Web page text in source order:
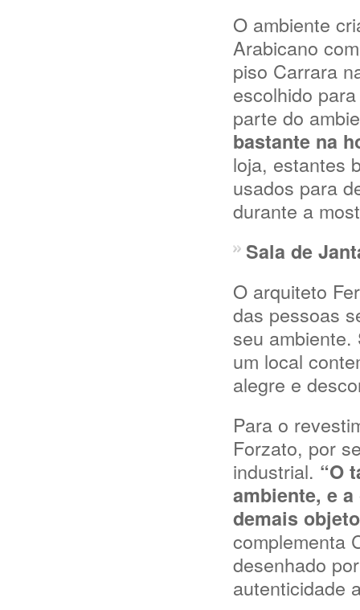
O ambiente
Arabicano
piso Carrara
escolhido
parte do
bastante na
loja, estantes
usados para
durante a
Sala de
O arquiteto
das pessoas
seu ambiente.
um local
alegre e
Para o
Forzato, por
industrial. “O
ambiente, e
demais
complementa
desenhado
autenticidade